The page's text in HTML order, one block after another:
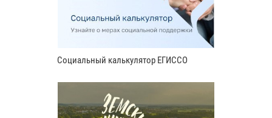
Социальный калькулятор ЕГИССО